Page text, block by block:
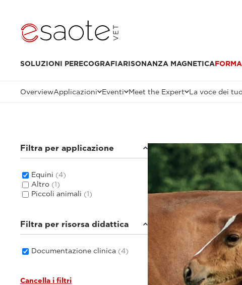
SOLUZIONI PERECOGRAFIARISONANZA MAGNETICA
OverviewApplicazioni Eventi Meet the Expert La voce dei
Filtra per applicazione
Equini (4)
Altro (1)
Piccoli animali (1)
Filtra per risorsa didattica
Documentazione clinica (4)
Cancella i filtri